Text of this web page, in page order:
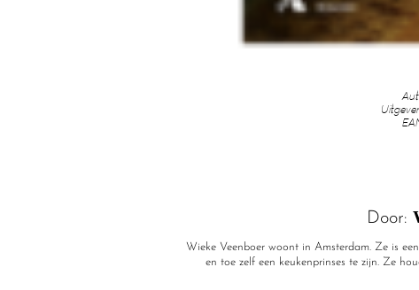
Door:
Wieke Veenboer woont in Amsterdam. Ze is
en toe zelf een keukenprinses te zijn. Ze